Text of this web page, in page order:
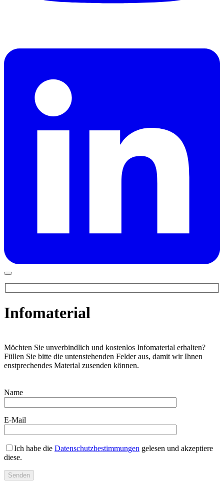
Infomaterial
Möchten Sie unverbindlich und kostenlos Infomaterial erhalten?
Füllen Sie bitte die untenstehenden Felder aus, damit wir Ihnen
enstprechendes Material zusenden können.
Name
E-Mail
Ich habe die Datenschutzbestimmungen gelesen und akzeptiere
diese.